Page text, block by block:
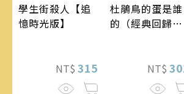
學生街殺人【追
憶時光版】
NT$ 315
杜鵑鳥的蛋是誰
的（經典回歸
NT$